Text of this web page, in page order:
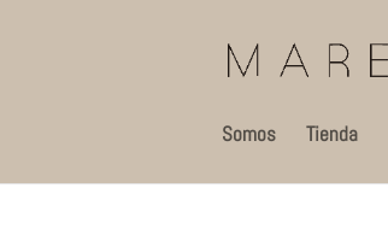
Somos Tienda